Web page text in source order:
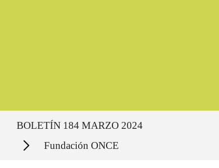
BOLETÍN 184 MARZO 2024
Secciones Fundación ONCE